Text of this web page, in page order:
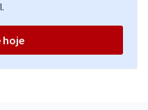
hoje